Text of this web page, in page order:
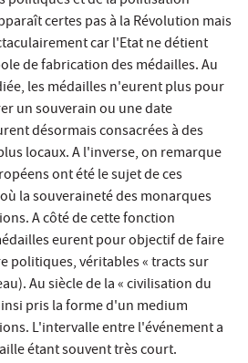
certes pas à la Révolution mais
car l'Etat ne détient
de fabrication des médailles. Au
les médailles n'eurent plus pour
un souverain ou une date
désormais consacrées à des
locaux. A l'inverse, on remarque
ont été le sujet de ces
la souveraineté des monarques
A côté de cette fonction
eurent pour objectif de faire
politiques, véritables « tracts sur
Au siècle de la « civilisation du
pris la forme d'un medium
L'intervalle entre l'événement a
étant souvent très court.